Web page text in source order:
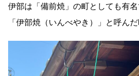
伊部は「備前焼」の町としても有
「伊部焼（いんべやき）」と呼ん